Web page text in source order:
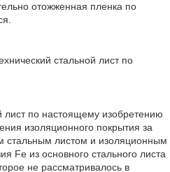
отожженная пленка по
стальной лист по
лист по настоящему изобретению
изоляционного покрытия за
стальным листом и изоляционным
Fe из основного стального листа
не рассматривалось в